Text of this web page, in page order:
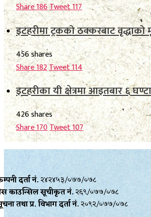
Share186Tweet117
इटहरीमा ट्रकको ठक्करबाट वृद्धाको
456 shares
Share182Tweet114
इटहरीका यी क्षेत्रमा आइतबार ६
426 shares
Share170Tweet107
दर्ता नं.२४२४५३/०७७/०७८
काउन्सिल सूचीकृत नं.२६९/०७७/०७८
तथा प्र‍. विभाग दर्ता नं.२०९२/०७७/०७८